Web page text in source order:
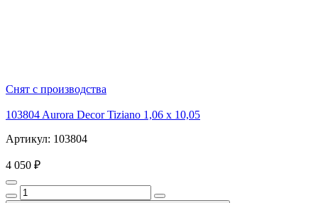
Снят с производства
103804 Aurora Decor Tiziano 1,06 х 10,05
Артикул: 103804
4 050 ₽